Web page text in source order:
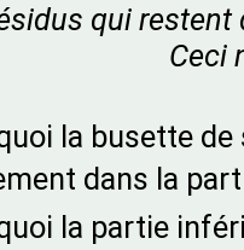
qui
Ceci
la busette
dans la
la partie